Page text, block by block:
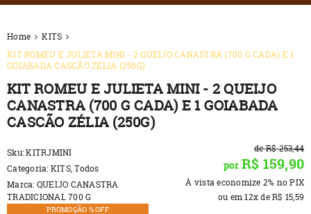
Home
KITS
KIT ROMEU E JULIETA MINI - 2 QUEIJO CANASTRA (700 G CADA) E 1
GOIABADA CASCÃO ZÉLIA (250G)
KIT ROMEU E JULIETA MINI - 2 QUEIJO
CANASTRA (700 G CADA) E 1 GOIABADA
CASCÃO ZÉLIA (250G)
Sku:KITRJMINI
Categoria: KITS,Todos
Marca: QUEIJO CANASTRA
TRADICIONAL 700 G
PROMOÇÃO % OFF
deR$ 253,44
por R$ 159,90
À vista economize 2% no PIX
ou em12xdeR$ 15,59